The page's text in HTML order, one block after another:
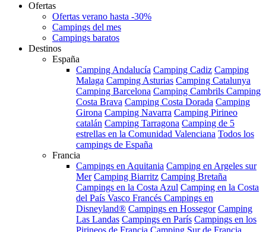
Ofertas
Ofertas verano hasta -30%
Campings del mes
Campings baratos
Destinos
España
Camping Andalucía Camping Cadiz Camping
Malaga Camping Asturias Camping Catalunya
Camping Barcelona Camping Cambrils Camping
Costa Brava Camping Costa Dorada Camping
Girona Camping Navarra Camping Pirineo
catalán Camping Tarragona Camping de 5
estrellas en la Comunidad Valenciana Todos los
campings de España
Francia
Campings en Aquitania Camping en Argeles sur
Mer Camping Biarritz Camping Bretaña
Campings en la Costa Azul Camping en la Costa
del País Vasco Francés Campings en
Disneyland® Campings en Hossegor Camping
Las Landas Campings en París Campings en los
Pirineos de Francia Camping Sur de Francia